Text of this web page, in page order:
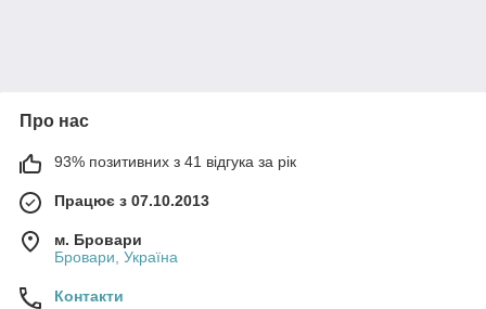
Про нас
93% позитивних з 41 відгука за рік
Працює з 07.10.2013
м. Бровари
Бровари, Україна
Контакти